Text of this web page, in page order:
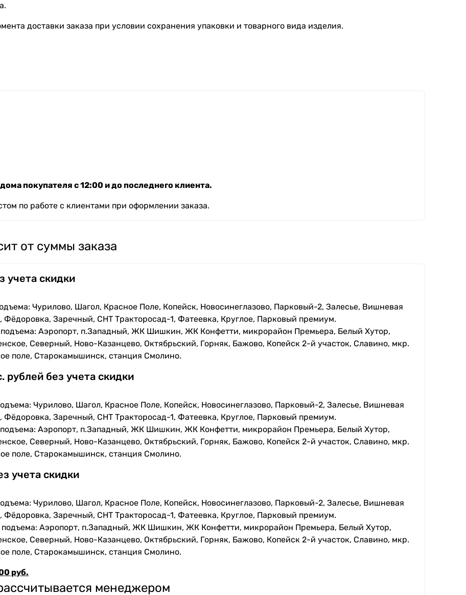
доставки заказа при условии сохранения упаковки и товарного вида изделия.
покупателя с 12:00 и до последнего клиента.
по работе с клиентами при оформлении заказа.
от суммы заказа
учета скидки
Чурилово, Шагол, Красное Поле, Копейск, Новосинеглазово, Парковый-2, Залесье, Вишневая
Заречный, СНТ Тракторосад-1, Фатеевка, Круглое, Парковый премиум.
подъема: Аэропорт, п.Западный, ЖК Шишкин, ЖК Конфетти, микрорайон Премьера, Белый Хутор,
Северный, Ново-Казанцево, Октябрьский, Горняк, Бажово, Копейск 2-й участок, Славино, мкр.
поле, Старокамышинск, станция Смолино.
рублей без учета скидки
Чурилово, Шагол, Красное Поле, Копейск, Новосинеглазово, Парковый-2, Залесье, Вишневая
Заречный, СНТ Тракторосад-1, Фатеевка, Круглое, Парковый премиум.
подъема: Аэропорт, п.Западный, ЖК Шишкин, ЖК Конфетти, микрорайон Премьера, Белый Хутор,
Северный, Ново-Казанцево, Октябрьский, Горняк, Бажово, Копейск 2-й участок, Славино, мкр.
поле, Старокамышинск, станция Смолино.
учета скидки
Чурилово, Шагол, Красное Поле, Копейск, Новосинеглазово, Парковый-2, Залесье, Вишневая
Заречный, СНТ Тракторосад-1, Фатеевка, Круглое, Парковый премиум.
подъема: Аэропорт, п.Западный, ЖК Шишкин, ЖК Конфетти, микрорайон Премьера, Белый Хутор,
Северный, Ново-Казанцево, Октябрьский, Горняк, Бажово, Копейск 2-й участок, Славино, мкр.
поле, Старокамышинск, станция Смолино.
руб.
менеджером